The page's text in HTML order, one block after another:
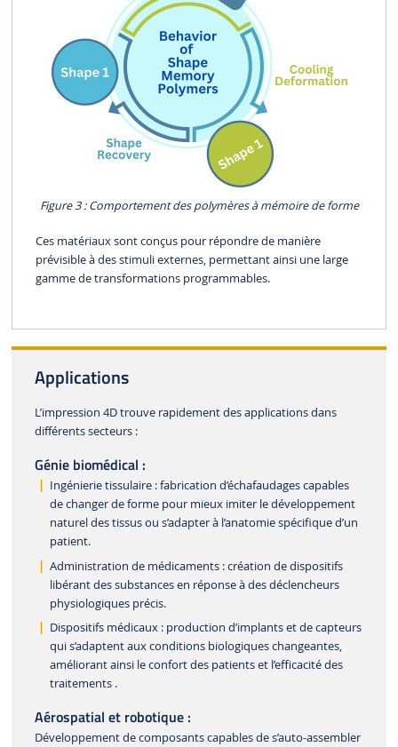
Figure 3 : Comportement des polymères à mémoire de forme
Ces matériaux sont conçus pour répondre de manière
prévisible à des stimuli externes, permettant ainsi une large
gamme de transformations programmables.
Applications
L’impression 4D trouve rapidement des applications dans
différents secteurs :
Génie biomédical :
Ingénierie tissulaire : fabrication d’échafaudages capables
de changer de forme pour mieux imiter le développement
naturel des tissus ou s’adapter à l’anatomie spécifique d’un
patient.
Administration de médicaments : création de dispositifs
libérant des substances en réponse à des déclencheurs
physiologiques précis.
Dispositifs médicaux : production d’implants et de capteurs
qui s’adaptent aux conditions biologiques changeantes,
améliorant ainsi le confort des patients et l’efficacité des
traitements .
Aérospatial et robotique :
Développement de composants capables de s’auto-assembler